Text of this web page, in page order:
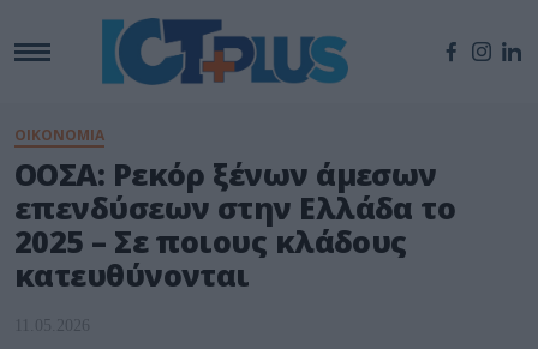
ΟΙΚΟΝΟΜΙΑ
ΟΟΣΑ: Ρεκόρ ξένων άμεσων
επενδύσεων στην Ελλάδα το
2025 – Σε ποιους κλάδους
κατευθύνονται
11.05.2026